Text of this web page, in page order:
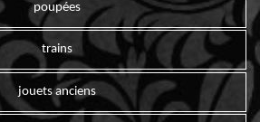
poupées
trains
jouets anciens